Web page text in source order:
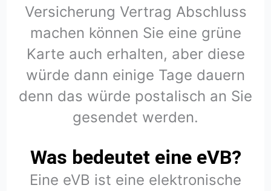
Versicherung Vertrag Abschluss
machen können Sie eine grüne
Karte auch erhalten, aber diese
würde dann einige Tage dauern
denn das würde postalisch an Sie
gesendet werden.
Was bedeutet eine eVB?
Eine eVB ist eine elektronische